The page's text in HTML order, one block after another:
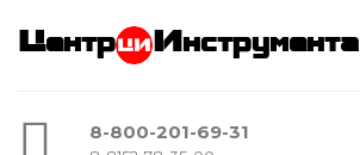
Центр Инструмента
8-800-201-69-31